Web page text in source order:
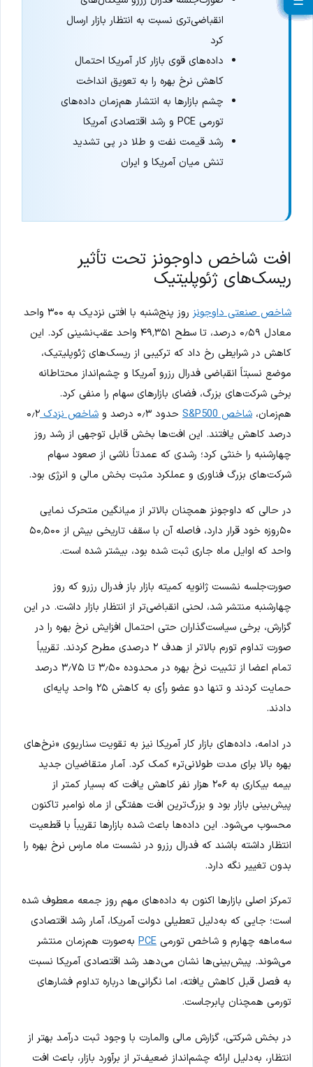
انقباضی‌تری نسبت به انتظار بازار ارسال
کرد
داده‌های قوی بازار کار آمریکا احتمال
کاهش نرخ بهره را به تعویق انداخت
چشم بازارها به انتشار هم‌زمان داده‌های
تورمی PCE و رشد اقتصادی آمریکا
رشد قیمت نفت و طلا در پی تشدید
تنش میان آمریکا و ایران
افت شاخص داوجونز تحت تأثیر
ریسک‌های ژئوپلیتیک
شاخص صنعتی داوجونز
روز پنج‌شنبه با افتی نزدیک به ۳۰۰ واحد
معادل ۰٫۵۹ درصد، تا سطح ۴۹٬۳۵۱ واحد عقب‌نشینی کرد. این
کاهش در شرایطی رخ داد که ترکیبی از ریسک‌های ژئوپلیتیک،
موضع نسبتاً انقباضی فدرال رزرو آمریکا و چشم‌انداز محتاطانه
برخی شرکت‌های بزرگ، فضای بازارهای سهام را منفی کرد.
هم‌زمان، شاخص S&P500 حدود ۰٫۳ درصد و شاخص نزدک۰٫۲
درصد کاهش یافتند. این افت‌ها بخش قابل توجهی از رشد روز
چهارشنبه را خنثی کرد؛ رشدی که عمدتاً ناشی از صعود سهام
شرکت‌های بزرگ فناوری و عملکرد مثبت بخش مالی و انرژی بود.
در حالی که داوجونز همچنان بالاتر از میانگین متحرک نمایی
۵۰روزه خود قرار دارد، فاصله آن با سقف تاریخی بیش از ۵۰٬۵۰۰
واحد که اوایل ماه جاری ثبت شده بود، بیشتر شده است.
صورت‌جلسه نشست ژانویه کمیته بازار باز فدرال رزرو که روز
چهارشنبه منتشر شد، لحنی انقباضی‌تر از انتظار بازار داشت. در این
گزارش، برخی سیاست‌گذاران حتی احتمال افزایش نرخ بهره را در
صورت تداوم تورم بالاتر از هدف ۲ درصدی مطرح کردند. تقریباً
تمام اعضا از تثبیت نرخ بهره در محدوده ۳٫۵۰ تا ۳٫۷۵ درصد
حمایت کردند و تنها دو عضو رأی به کاهش ۲۵ واحد پایه‌ای
دادند.
در ادامه، داده‌های بازار کار آمریکا نیز به تقویت سناریوی «نرخ‌های
بهره بالا برای مدت طولانی‌تر» کمک کرد. آمار متقاضیان جدید
بیمه بیکاری به ۲۰۶ هزار نفر کاهش یافت که بسیار کمتر از
پیش‌بینی بازار بود و بزرگ‌ترین افت هفتگی از ماه نوامبر تاکنون
محسوب می‌شود. این داده‌ها باعث شده بازارها تقریباً با قطعیت
انتظار داشته باشند که فدرال رزرو در نشست ماه مارس نرخ بهره را
بدون تغییر نگه دارد.
تمرکز اصلی بازارها اکنون به داده‌های مهم روز جمعه معطوف شده
است؛ جایی که به‌دلیل تعطیلی دولت آمریکا، آمار رشد اقتصادی
سه‌ماهه چهارم و شاخص تورمی PCE به‌صورت هم‌زمان منتشر
می‌شوند. پیش‌بینی‌ها نشان می‌دهد رشد اقتصادی آمریکا نسبت
به فصل قبل کاهش یافته، اما نگرانی‌ها درباره تداوم فشارهای
تورمی همچنان پابرجاست.
در بخش شرکتی، گزارش مالی والمارت با وجود ثبت درآمد بهتر از
انتظار، به‌دلیل ارائه چشم‌انداز ضعیف‌تر از برآورد بازار، باعث افت